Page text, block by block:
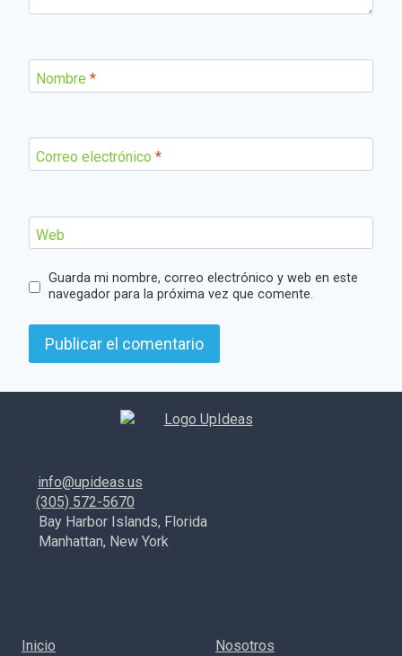
Nombre *
Correo electrónico *
Web
Guarda mi nombre, correo electrónico y web en este
navegador para la próxima vez que comente.
info@upideas.us
(305) 572-5670
Bay Harbor Islands, Florida
Manhattan, New York
Inicio Nosotros